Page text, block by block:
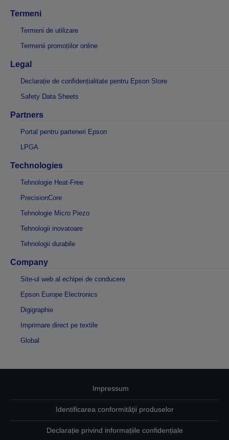
Termeni
Termeni de utilizare
Termenii promoțiilor online
Legal
Declarație de confidențialitate pentru Epson Store
Safety Data Sheets
Partners
Portal pentru parteneri Epson
LPGA
Technologies
Tehnologie Heat-Free
PrecisionCore
Tehnologie Micro Piezo
Tehnologii inovatoare
Tehnologii durabile
Company
Site-ul web al echipei de conducere
Epson Europe Electronics
Digigraphie
Imprimare direct pe textile
Global
Impressum
Identificarea conformității produselor
Declarație privind informațiile confidențiale